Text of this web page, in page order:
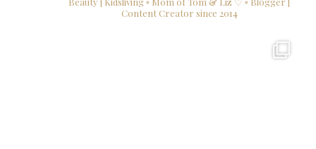
Content Creator since 2014